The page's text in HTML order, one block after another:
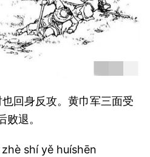
回身反攻。黄巾军三面受
退。
shí yě huíshēn